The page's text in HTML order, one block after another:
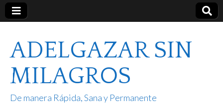
ADELGAZAR SIN
MILAGROS
De manera Rápida, Sana y Permanente